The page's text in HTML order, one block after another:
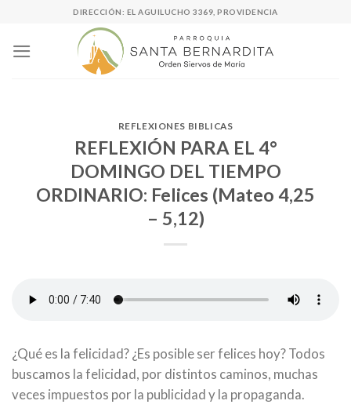
content
DIRECCIÓN: EL AGUILUCHO 3369, PROVIDENCIA
REFLEXIONES BIBLICAS
REFLEXIÓN PARA EL 4°
DOMINGO DEL TIEMPO
ORDINARIO: Felices (Mateo 4,25
– 5,12)
¿Qué es la felicidad? ¿Es posible ser felices hoy? Todos
buscamos la felicidad, por distintos caminos, muchas
veces impuestos por la publicidad y la propaganda.